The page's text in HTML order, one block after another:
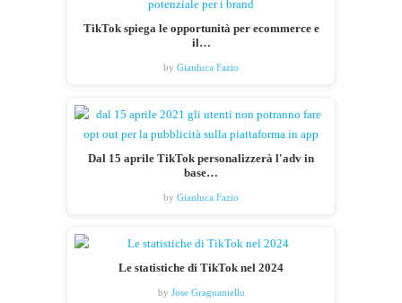
TikTok spiega le opportunità per ecommerce e
il…
by Gianluca Fazio
Dal 15 aprile TikTok personalizzerà l'adv in
base…
by Gianluca Fazio
Le statistiche di TikTok nel 2024
by Jose Gragnaniello